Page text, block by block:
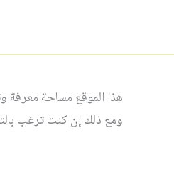
هذا الموقع مساحة معرفة
ومع ذلك إن كنت ترغب